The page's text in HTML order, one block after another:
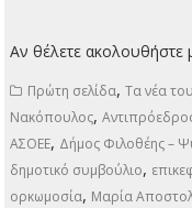
Αν θέλετε ακολουθήστε
Πρώτη σελίδα,Τα νέα
Νακόπουλος,
ΑΣΟΕΕ, Δήμος Φιλοθέης –
δημοτικό συμβούλιο,
ορκωμοσία, Μαρία